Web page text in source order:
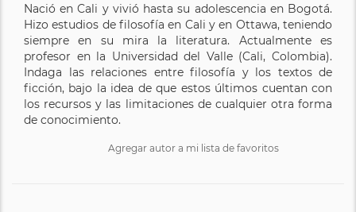
Nació en Cali y vivió hasta su adolescencia en Bogotá.
Hizo estudios de filosofía en Cali y en Ottawa, teniendo
siempre en su mira la literatura. Actualmente es
profesor en la Universidad del Valle (Cali, Colombia).
Indaga las relaciones entre filosofía y los textos de
ficción, bajo la idea de que estos últimos cuentan con
los recursos y las limitaciones de cualquier otra forma
de conocimiento.
Agregar autor a mi lista de favoritos